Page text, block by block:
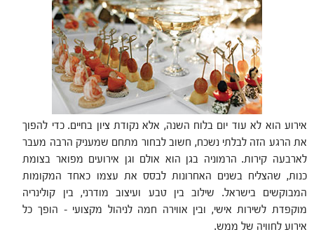
אירוע הוא לא עוד יום בלוח השנה, אלא נקודת ציון בחיים. כדי להפוך
את הרגע הזה לבלתי נשכח, חשוב לבחור מתחם שמעניק הרבה מעבר
לארבעה קירות. הרמוניה בגן הוא אולם וגן אירועים מפואר בצומת
כנות, שהצליח בשנים האחרונות לבסס את עצמו כאחד המקומות
המבוקשים בישראל. שילוב בין טבע ועיצוב מודרני, בין קולינריה
מוקפדת לשירות אישי, ובין אווירה חמה לניהול מקצועי – הופך כל
אירוע לחוויה של ממש.